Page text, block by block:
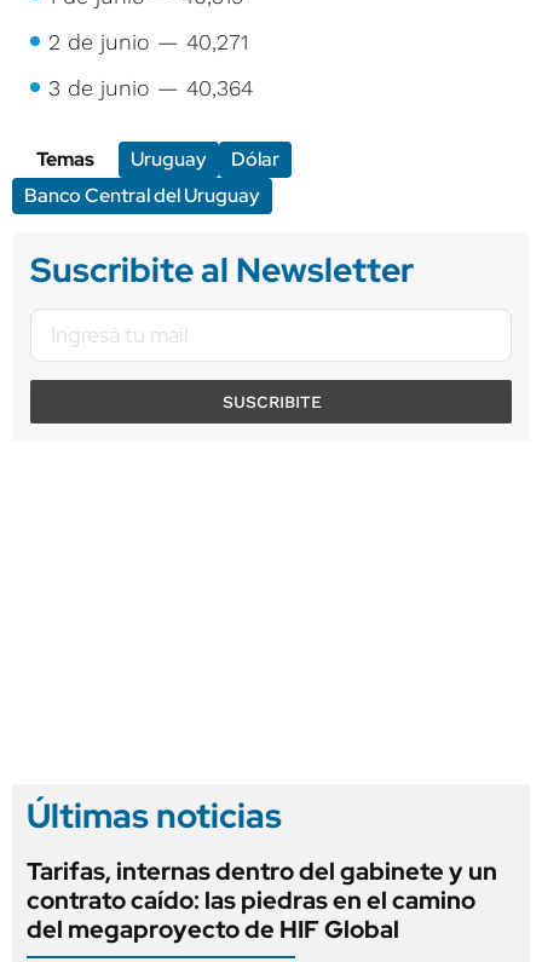
2 de junio — 40,271
3 de junio — 40,364
Temas Uruguay
Dólar
Banco Central del Uruguay
Suscribite al Newsletter
SUSCRIBITE
Últimas noticias
Tarifas, internas dentro del gabinete y un
contrato caído: las piedras en el camino
del megaproyecto de HIF Global